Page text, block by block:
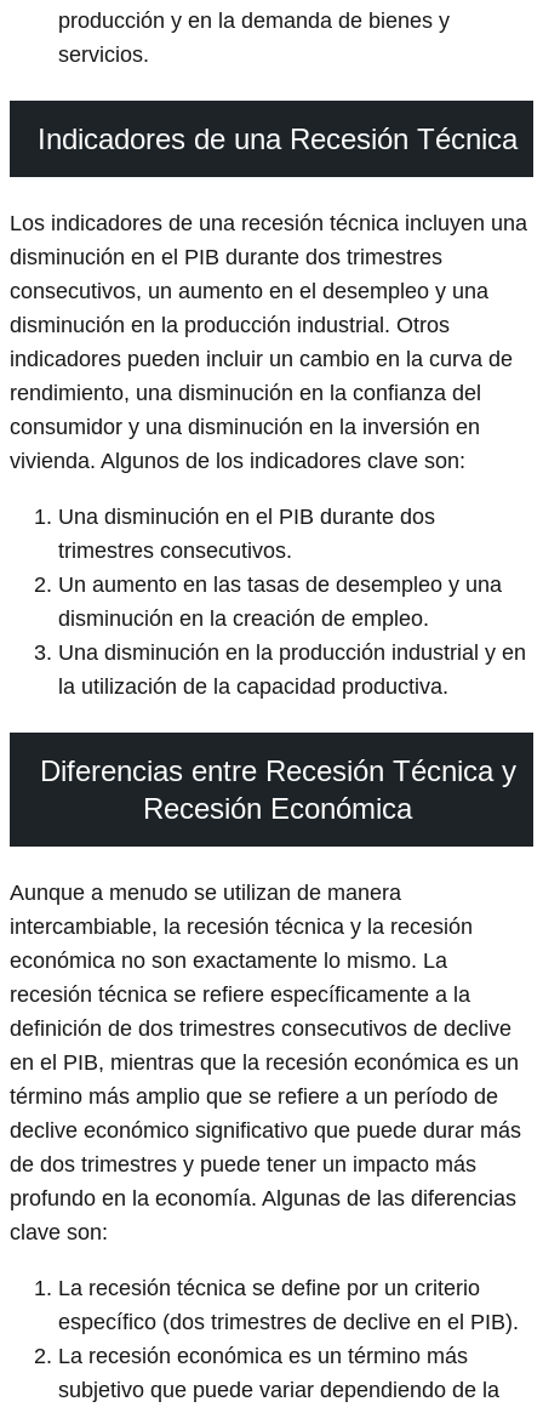
producción y en la demanda de bienes y
servicios.
Indicadores de una Recesión Técnica
Los indicadores de una recesión técnica incluyen una
disminución en el PIB durante dos trimestres
consecutivos, un aumento en el desempleo y una
disminución en la producción industrial. Otros
indicadores pueden incluir un cambio en la curva de
rendimiento, una disminución en la confianza del
consumidor y una disminución en la inversión en
vivienda. Algunos de los indicadores clave son:
Una disminución en el PIB durante dos
trimestres consecutivos.
Un aumento en las tasas de desempleo y una
disminución en la creación de empleo.
Una disminución en la producción industrial y en
la utilización de la capacidad productiva.
Diferencias entre Recesión Técnica y
Recesión Económica
Aunque a menudo se utilizan de manera
intercambiable, la recesión técnica y la recesión
económica no son exactamente lo mismo. La
recesión técnica se refiere específicamente a la
definición de dos trimestres consecutivos de declive
en el PIB, mientras que la recesión económica es un
término más amplio que se refiere a un período de
declive económico significativo que puede durar más
de dos trimestres y puede tener un impacto más
profundo en la economía. Algunas de las diferencias
clave son:
La recesión técnica se define por un criterio
específico (dos trimestres de declive en el PIB).
La recesión económica es un término más
subjetivo que puede variar dependiendo de la